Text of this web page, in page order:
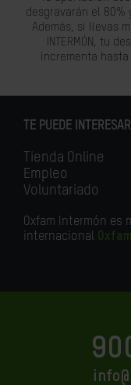
desgravarán el 80%
Además, si llevas
INTERMÓN, tu
incrementa hasta
TE PUEDE INTERESAR
Tienda Online
Empleo
Voluntariado
Oxfam Intermón es
internacional Oxfam